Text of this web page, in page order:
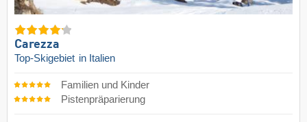
Carezza
Top-Skigebiet in Italien
Familien und Kinder
Pistenpräparierung